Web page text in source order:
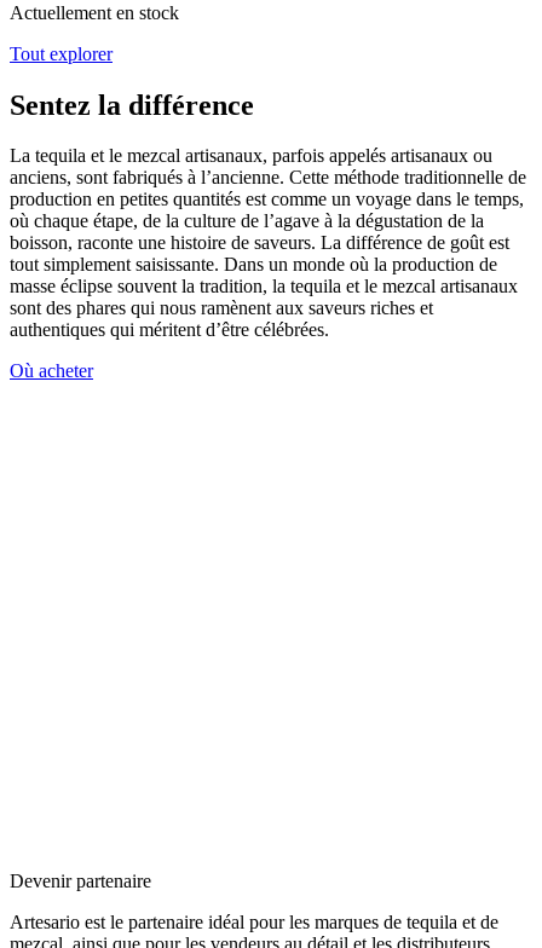
Actuellement en stock
Tout explorer
Sentez la différence
La tequila et le mezcal artisanaux, parfois appelés artisanaux ou
anciens, sont fabriqués à l’ancienne. Cette méthode traditionnelle de
production en petites quantités est comme un voyage dans le temps,
où chaque étape, de la culture de l’agave à la dégustation de la
boisson, raconte une histoire de saveurs. La différence de goût est
tout simplement saisissante. Dans un monde où la production de
masse éclipse souvent la tradition, la tequila et le mezcal artisanaux
sont des phares qui nous ramènent aux saveurs riches et
authentiques qui méritent d’être célébrées.
Où acheter
Devenir partenaire
Artesario est le partenaire idéal pour les marques de tequila et de